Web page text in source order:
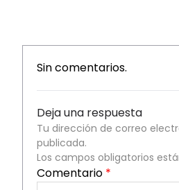
Sin comentarios.
Deja una respuesta
Tu dirección de correo
publicada.
Los campos obligatorios
Comentario *